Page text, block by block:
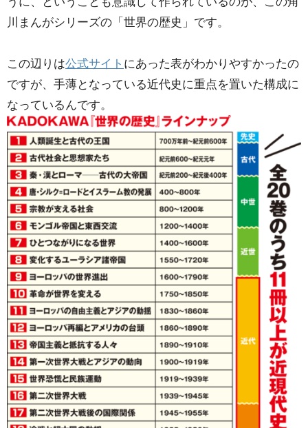
川まんがシリーズの「世界の歴史」です。
この辺りは公式サイト にあった表がわかりやすかったの
ですが、手薄となっている近代史に重点を置いた構成に
なっているんです。